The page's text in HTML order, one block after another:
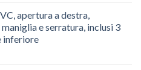
apertura a destra,
e serratura, inclusi 3
inferiore